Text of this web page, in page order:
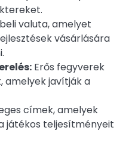
valuta, amelyet
vásárlására
Erős fegyverek
amelyek javítják a
címek, amelyek
játékos teljesítményeit